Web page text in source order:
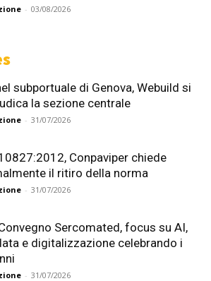
- 03/08/2026
subportuale di Genova, Webuild si
la sezione centrale
- 31/07/2026
Conpaviper chiede
il ritiro della norma
- 31/07/2026
Sercomated, focus su AI,
e digitalizzazione celebrando i
- 31/07/2026